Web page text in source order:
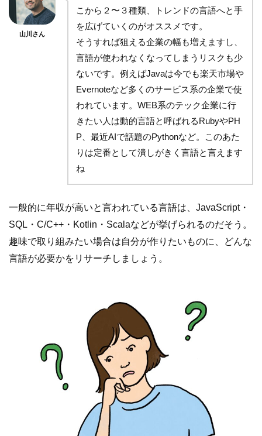
山川さん
こから２〜３種類、トレンドの言語へと手
を広げていくのがオススメです。
そうすれば狙える企業の幅も増えますし、
言語が使われなくなってしまうリスクも少
ないです。例えばJavaは今でも楽天市場や
Evernoteなど多くのサービス系の企業で使
われています。WEB系のテック企業に行
きたい人は動的言語と呼ばれるRubyやPH
P、最近AIで話題のPythonなど。このあた
りは定番として潰しがきく言語と言えます
ね
一般的に年収が高いと言われている言語は、JavaScript・
SQL・C/C++・Kotlin・Scalaなどが挙げられるのだそう。
趣味で取り組みたい場合は自分が作りたいものに、どんな
言語が必要かをリサーチしましょう。